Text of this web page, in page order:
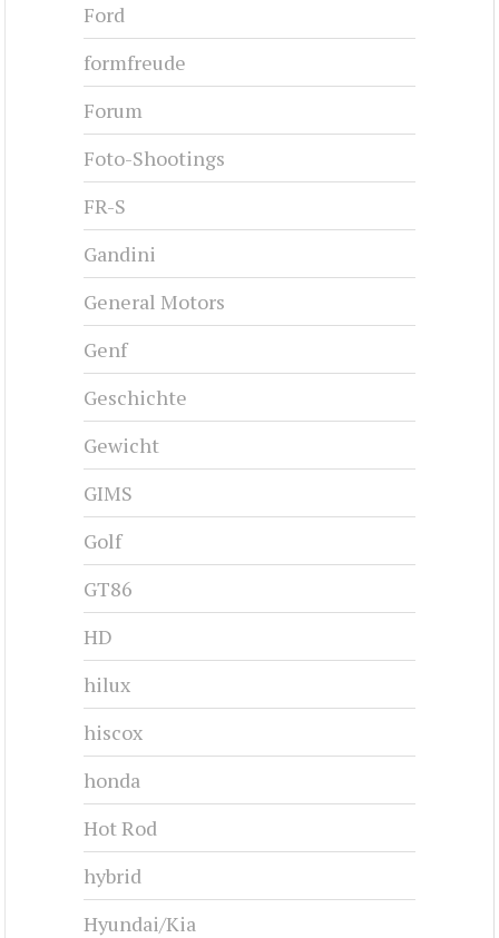
Ford
formfreude
Forum
Foto-Shootings
FR-S
Gandini
General Motors
Genf
Geschichte
Gewicht
GIMS
Golf
GT86
HD
hilux
hiscox
honda
Hot Rod
hybrid
Hyundai/Kia